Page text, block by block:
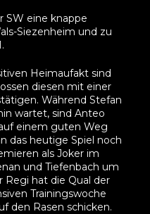
SW eine knappe
Siezenheim und zu
Heimaufakt sind
diesen mit einer
Während Stefan
wartet, sind Anteo
einem guten Weg
das heutige Spiel noch
als Joker im
und Tiefenbach um
Regi hat die Qual der
Trainingswoche
den Rasen schicken.